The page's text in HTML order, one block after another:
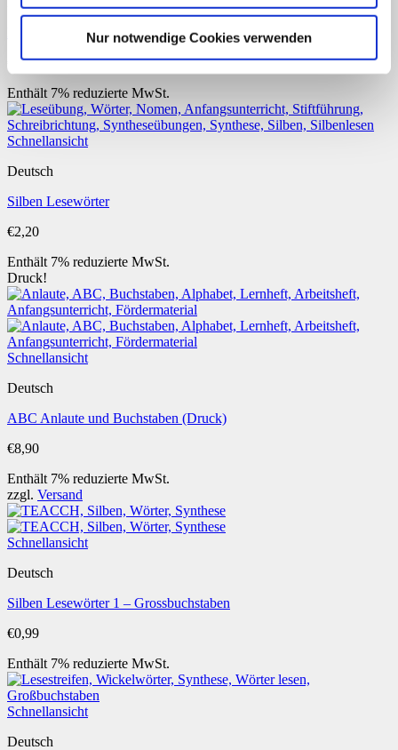
Nur notwendige Cookies verwenden
Herr Meier- Nomen
3,90
Enthält 7% reduzierte MwSt.
Schnellansicht
Deutsch
Silben Lesewörter
€2,20
Enthält 7% reduzierte MwSt.
Druck!
Schnellansicht
Deutsch
ABC Anlaute und Buchstaben (Druck)
€8,90
Enthält 7% reduzierte MwSt.
zzgl. Versand
Schnellansicht
Deutsch
Silben Lesewörter 1 – Grossbuchstaben
€0,99
Enthält 7% reduzierte MwSt.
Schnellansicht
Deutsch